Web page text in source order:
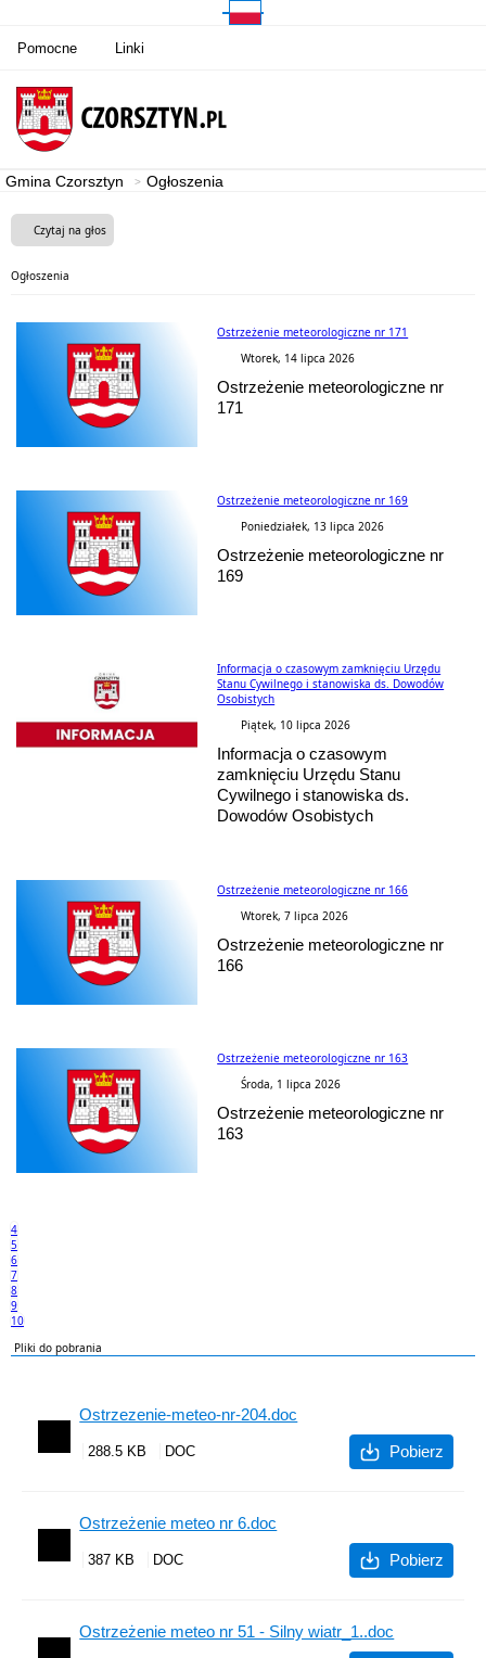
Pomocne Linki
Gmina Czorsztyn Ogłoszenia
Czytaj na głos
Ogłoszenia
Ostrzeżenie meteorologiczne nr 171
Wtorek, 14 lipca 2026
Ostrzeżenie meteorologiczne nr
171
Ostrzeżenie meteorologiczne nr 169
Poniedziałek, 13 lipca 2026
Ostrzeżenie meteorologiczne nr
169
Informacja o czasowym zamknięciu Urzędu
Stanu Cywilnego i stanowiska ds. Dowodów
Osobistych
Piątek, 10 lipca 2026
Informacja o czasowym
zamknięciu Urzędu Stanu
Cywilnego i stanowiska ds.
Dowodów Osobistych
Ostrzeżenie meteorologiczne nr 166
Wtorek, 7 lipca 2026
Ostrzeżenie meteorologiczne nr
166
Ostrzeżenie meteorologiczne nr 163
Środa, 1 lipca 2026
Ostrzeżenie meteorologiczne nr
163
4
5
6
7
8
9
10
Pliki do pobrania
Ostrzezenie-meteo-nr-204.doc
288.5 KB Pobierz
Ostrzeżenie meteo nr 6.doc
387 KB Pobierz
Ostrzeżenie meteo nr 51 - Silny wiatr_1..doc